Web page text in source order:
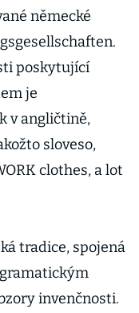
německé
poskytující
je
v angličtině,
sloveso,
clothes, a lot
tradice, spojená
invenčnosti.